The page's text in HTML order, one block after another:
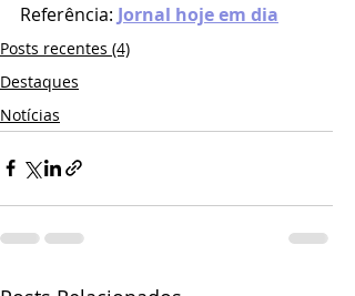
Referência: Jornal hoje em dia
Posts recentes (4)
Destaques
Notícias